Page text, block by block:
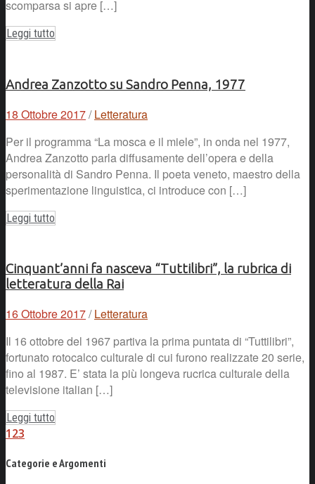
scomparsa si apre […]
Leggi tutto
Andrea Zanzotto su Sandro Penna, 1977
18 Ottobre 2017/ Letteratura
Per il programma “La mosca e il miele”, in onda nel 1977,
Andrea Zanzotto parla diffusamente dell’opera e della
personalità di Sandro Penna. Il poeta veneto, maestro della
sperimentazione linguistica, ci introduce con […]
Leggi tutto
Cinquant’anni fa nasceva “Tuttilibri”, la rubrica di
letteratura della Rai
16 Ottobre 2017/ Letteratura
Il 16 ottobre del 1967 partiva la prima puntata di “Tuttilibri”,
fortunato rotocalco culturale di cui furono realizzate 20 serie,
fino al 1987. E’ stata la più longeva rucrica culturale della
televisione italian […]
Leggi tutto
123
Categorie e Argomenti